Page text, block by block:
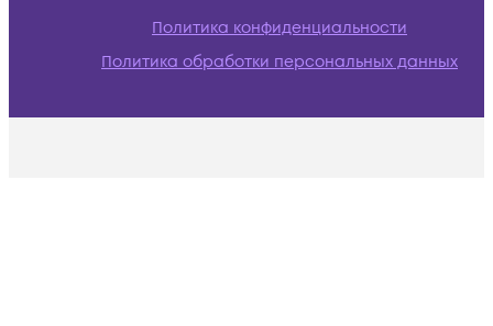
Политика конфиденциальности
Политика обработки персональных данных